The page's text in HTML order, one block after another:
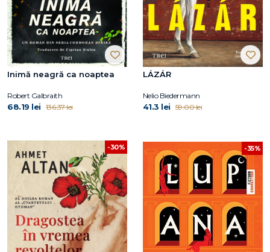
Inimă neagră ca noaptea
Robert Galbraith
68.19 lei 136.37 lei
LÁZÁR
Nelio Biedermann
41.3 lei 59.00 lei
-30% -35%